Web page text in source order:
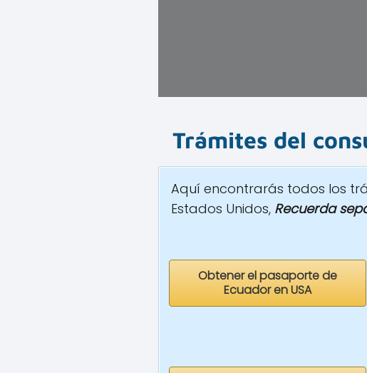
Trámites del
Aquí encontrarás todos los
Estados Unidos, Recuerda
Obtener el pasaporte de
Ecuador en USA